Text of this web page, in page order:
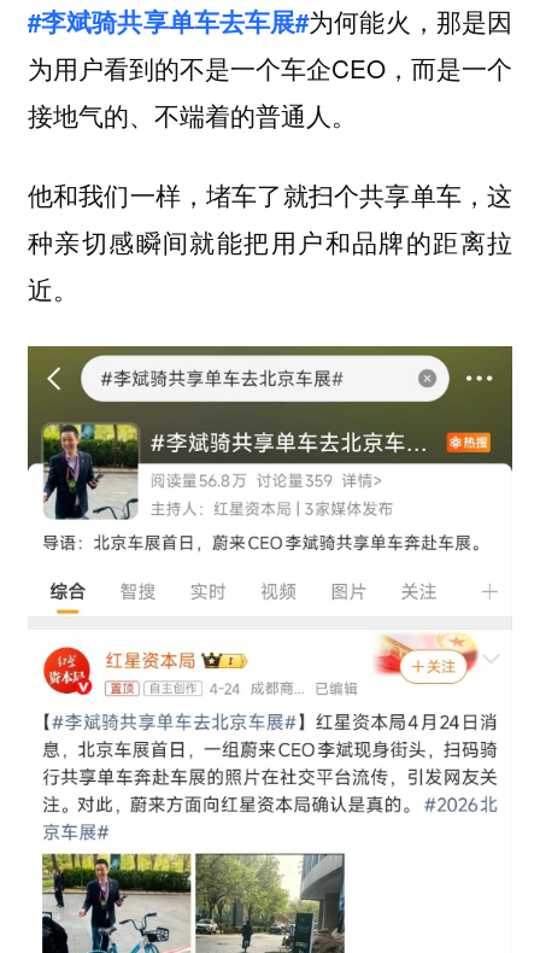
#李斌骑共享单车去车展#为何能火，那是因
为用户看到的不是一个车企CEO，而是一个
接地气的、不端着的普通人。
他和我们一样，堵车了就扫个共享单车，这
种亲切感瞬间就能把用户和品牌的距离拉
近。